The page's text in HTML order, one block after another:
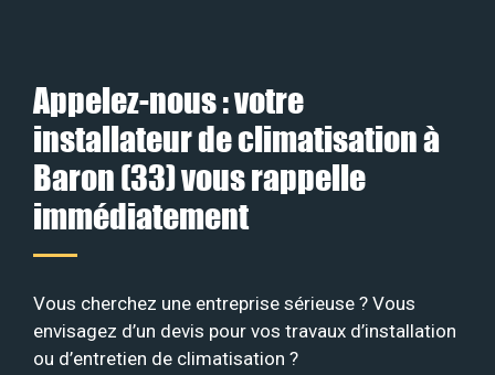
Appelez-nous : votre
installateur de climatisation à
Baron (33) vous rappelle
immédiatement
Vous cherchez une entreprise sérieuse ? Vous
envisagez d’un devis pour vos travaux d’installation
ou d’entretien de climatisation ?